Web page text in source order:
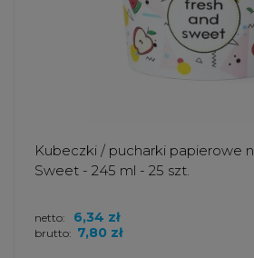
Kubeczki / pucharki papierowe
Sweet - 245 ml - 25 szt.
brutto: 7,80 zł
netto: 6,34 zł